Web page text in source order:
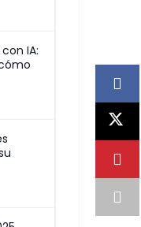
IA: